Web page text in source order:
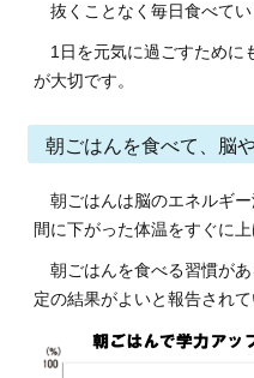
抜くことなく毎日食べてい
1日を元気に過ごすために
が大切です。
朝ごはんを食べて、脳
朝ごはんは脳のエネルギ
間に下がった体温をすぐに
朝ごはんを食べる習慣があ
定の結果がよいと報告されて